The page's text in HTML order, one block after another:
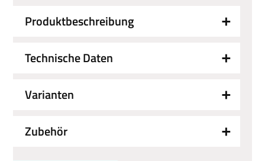
Produktbeschreibung
Technische Daten
Varianten
Zubehör